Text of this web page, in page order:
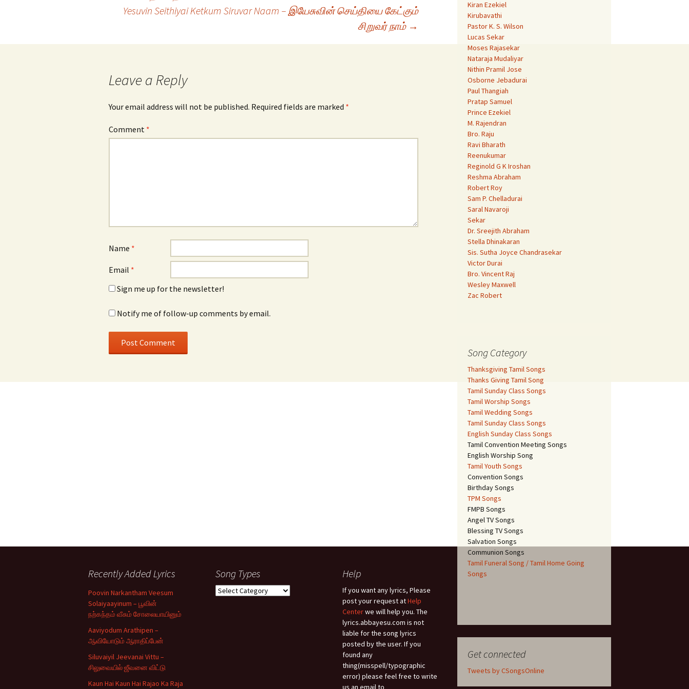
Yesuvin Seithiyai Ketkum Siruvar Naam – இயேசுவின் செய்தியை கேட்கும்
சிறுவர் நாம் →
Leave a Reply
Your email address will not be published. Required fields are marked *
Comment *
Name *
Email *
Sign me up for the newsletter!
Notify me of follow-up comments by email.
Kiran Ezekiel
Kirubavathi
Pastor K. S. Wilson
Lucas Sekar
Moses Rajasekar
Nataraja Mudaliyar
Nithin Pramil Jose
Osborne Jebadurai
Paul Thangiah
Pratap Samuel
Prince Ezekiel
M. Rajendran
Bro. Raju
Ravi Bharath
Reenukumar
Reginold G K Iroshan
Reshma Abraham
Robert Roy
Sam P. Chelladurai
Saral Navaroji
Sekar
Dr. Sreejith Abraham
Stella Dhinakaran
Sis. Sutha Joyce Chandrasekar
Victor Durai
Bro. Vincent Raj
Wesley Maxwell
Zac Robert
Song Category
Thanksgiving Tamil Songs
Thanks Giving Tamil Song
Tamil Sunday Class Songs
Tamil Worship Songs
Tamil Wedding Songs
Tamil Sunday Class Songs
English Sunday Class Songs
Tamil Convention Meeting Songs
English Worship Song
Tamil Youth Songs
Convention Songs
Birthday Songs
TPM Songs
FMPB Songs
Angel TV Songs
Blessing TV Songs
Salvation Songs
Communion Songs
Tamil Funeral Song / Tamil Home Going
Songs
Get connected
Tweets by CSongsOnline
Recently Added Lyrics
Poovin Narkantham Veesum
Solaiyaayinum – பூவின்
நற்கந்தம் வீசும் சோலையாயினும்
Aaviyodum Arathipen –
ஆவியோடும் ஆராதிப்பேன்
Siluvaiyil Jeevanai Vittu –
சிலுவையில் ஜீவனை விட்டு
Kaun Hai Kaun Hai Rajao Ka Raja
Song Types
Song
Help
If you want any lyrics, Please
post your request atHelp
Centerwe will help you. The
lyrics.abbayesu.com is not
liable for the song lyrics
posted by the user. If you
found any
thing(misspell/typographic
error) please feel free to write
us an email to